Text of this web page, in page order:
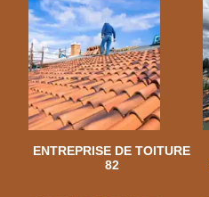
ENTREPRISE DE TOITURE
82